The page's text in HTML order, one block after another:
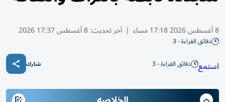
8 أغسطس 2026 17:18 مساء | آخر تحديث:8 أغسطس 17:37 2026
دقائق القراءة - 3
استمع دقائق القراءة - 3 شارك